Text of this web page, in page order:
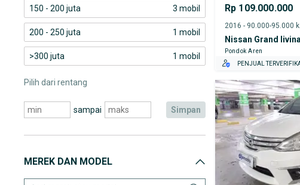
150 - 200 juta 3 mobil
200 - 250 juta 1 mobil
>300 juta 1 mobil
Pilih dari rentang
sampai simpan
MEREK DAN MODEL
Rp 109.000.000
Nissan Grand
Pondok Aren
PENJUAL